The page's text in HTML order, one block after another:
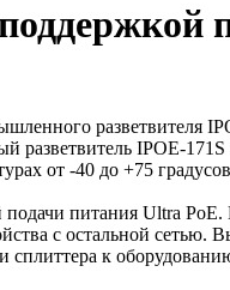
разветвителя
IPOE-171S
от -40 до +75
питания Ultra
с остальной сетью.
сплиттера к